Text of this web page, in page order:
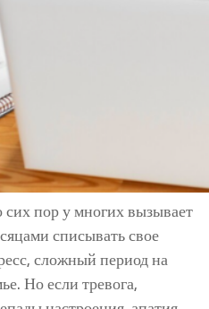
пор у многих вызывает
списывать свое
сложный период на
Но если тревога,